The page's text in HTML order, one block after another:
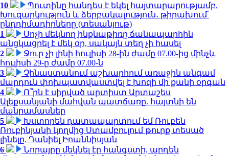
10
Պուտինը հանդես է եկել հայտարարությամբ.
Խուզարկություն և ձերբակալություն․ թիրախում՝
ընդդիմադիրները (տեսանյութ)
1
Սոչի մեկնող ինքնաթիռը ճանապարհին
անցկացրել է մեկ օր, սակայն տեղ չի հասել
2
Ջուր չի լինի հուլիսի 28-ին ժամը 07.00-ից մինչև
հուլիսի 29-ը ժամը 07.00-ն
3
Չինաստանում աշխարհում առաջին անգամ
մարդուն փոխպատվաստվել է խոզի մի քանի օրգան
4
Ո՞րն է սիրված արտիստ Արտաշես
Ալեքսանյանի մահվան պատճառը. հայտնի են
մանրամասներ
5
Խստորեն դատապարտում եմ Ռուբեն
Ռուբինյանի կողմից Ստամբուլում թուրք տեսած
լինելը. Դանիել Իոաննիսյան
6
Նորայրը մեկնել էր հանգստի, արդեն